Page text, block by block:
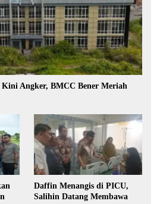
Angker, BMCC Bener Meriah
Daffin Menangis di PICU,
Salihin Datang Membawa